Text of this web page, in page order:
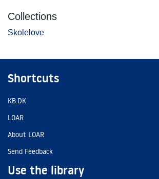
Collections
Skolelove
Shortcuts
KB.DK
LOAR
About LOAR
Send Feedback
Use the library